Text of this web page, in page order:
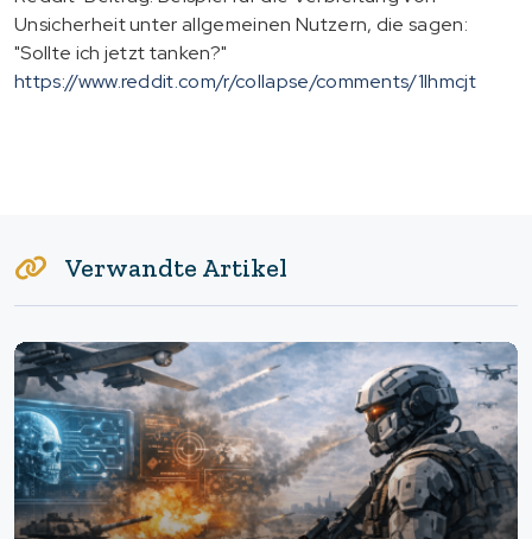
Unsicherheit unter allgemeinen Nutzern, die sagen:
"Sollte ich jetzt tanken?"
https://www.reddit.com/r/collapse/comments/1lhmcjt
Verwandte Artikel